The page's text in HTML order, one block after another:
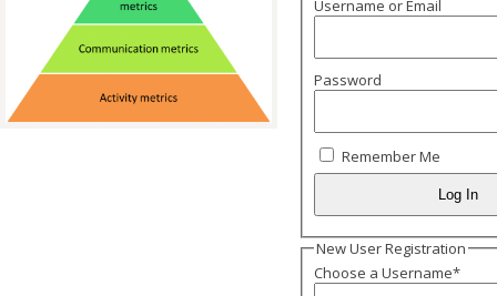
Username or Email
Password
Remember Me
New User Registration
Choose a Username*